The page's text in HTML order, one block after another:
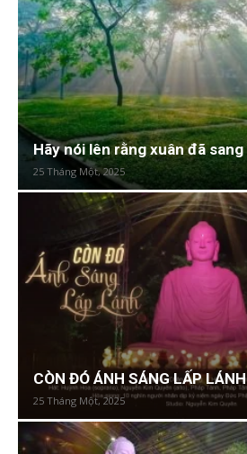
Hãy nói lên rằng xuân đã sang
25 Tháng Một, 2025
CÒN ĐÓ ÁNH SÁNG LẤP LÁNH
25 Tháng Một, 2025